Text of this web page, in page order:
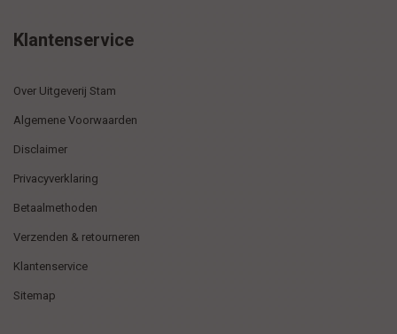
Klantenservice
Over Uitgeverij Stam
Algemene Voorwaarden
Disclaimer
Privacyverklaring
Betaalmethoden
Verzenden & retourneren
Klantenservice
Sitemap